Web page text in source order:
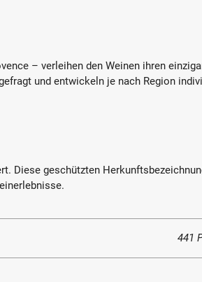
– verleihen den Weinen ihren
und entwickeln je nach Region
Diese geschützten
441